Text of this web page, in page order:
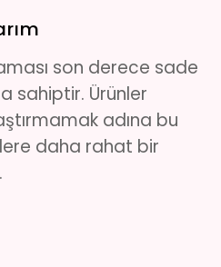
son derece sade
sahiptir. Ürünler
adına bu
daha rahat bir